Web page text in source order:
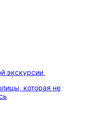
экскурсии
которая не